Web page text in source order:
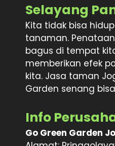
Selayang
Kita tidak bisa
tanaman.
bagus di tempat
memberikan efek
kita. Jasa taman
Garden senang
Info
Go Green Garden